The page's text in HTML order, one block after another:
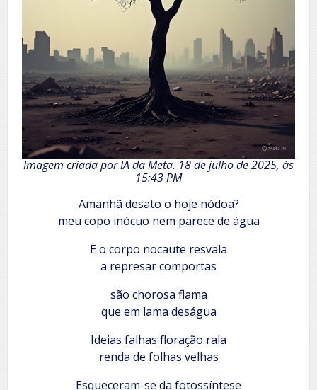
Imagem criada por IA da Meta. 18 de julho de 2025, às
15:43 PM
Amanhã desato o hoje nódoa?
meu copo inócuo nem parece de água
E o corpo nocaute resvala
a represar comportas
são chorosa flama
que em lama deságua
Ideias falhas floração rala
renda de folhas velhas
Esqueceram-se da fotossíntese